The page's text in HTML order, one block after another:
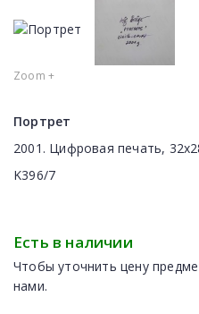
Zoom +
Портрет
2001. Цифровая печать,
K396/7
Есть в наличии
Чтобы уточнить цену
нами.